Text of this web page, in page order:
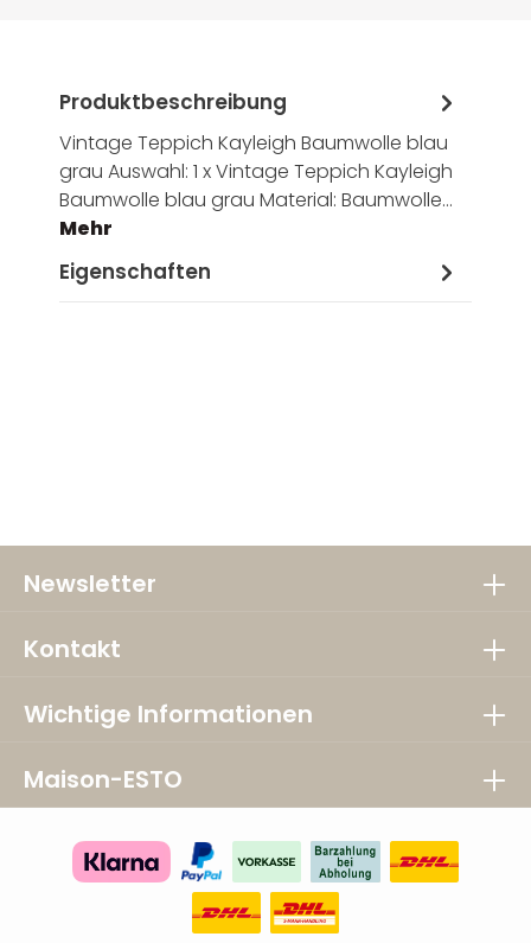
Produktbeschreibung
Vintage Teppich Kayleigh Baumwolle blau
grau Auswahl: 1 x Vintage Teppich Kayleigh
Baumwolle blau grau Material: Baumwolle…
Mehr
Eigenschaften
Newsletter
Kontakt
Wichtige Informationen
Maison-ESTO